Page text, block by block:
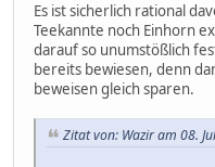
Es ist sicherlich rational
Teekannte noch Einhorn
darauf so unumstößlich
bereits bewiesen, denn
beweisen gleich sparen.
Zitat von: Wazir am 08.